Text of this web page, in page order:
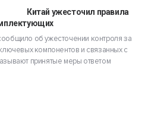
Китай ужесточил правила
об ужесточении контроля за
компонентов и связанных с
принятые меры ответом